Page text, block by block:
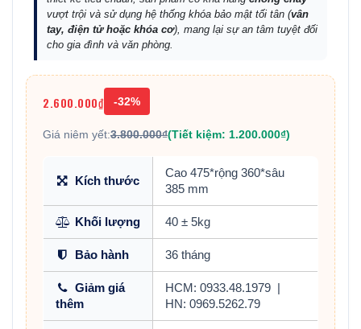
vượt trội và sử dụng hệ thống khóa bảo mật tối tân (vân
tay, điện tử hoặc khóa cơ), mang lại sự an tâm tuyệt đối
cho gia đình và văn phòng.
2.600.000₫ -32%
Giá niêm yết:3.800.000₫(Tiết kiệm: 1.200.000₫)
Kích thước
Cao 475*rộng 360*sâu
385 mm
Khối lượng 40 ± 5kg
Bảo hành 36 tháng
Giảm giá
thêm
HCM: 0933.48.1979
HN: 0969.5262.79